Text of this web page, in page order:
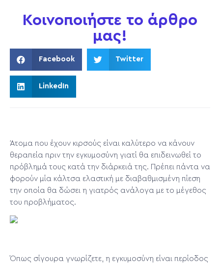
Κοινοποιήστε το άρθρο
μας!
Facebook Twitter
LinkedIn
Άτομα που έχουν κιρσούς είναι καλύτερο να κάνουν
θεραπεία πριν την εγκυμοσύνη γιατί θα επιδεινωθεί το
πρόβλημά τους κατά την διάρκειά της. Πρέπει πάντα να
φορούν μία κάλτσα ελαστική με διαβαθμισμένη πίεση
την οποία θα δώσει η γιατρός ανάλογα με το μέγεθος
του προβλήματος.
Όπως σίγουρα γνωρίζετε, η εγκυμοσύνη είναι περίοδος